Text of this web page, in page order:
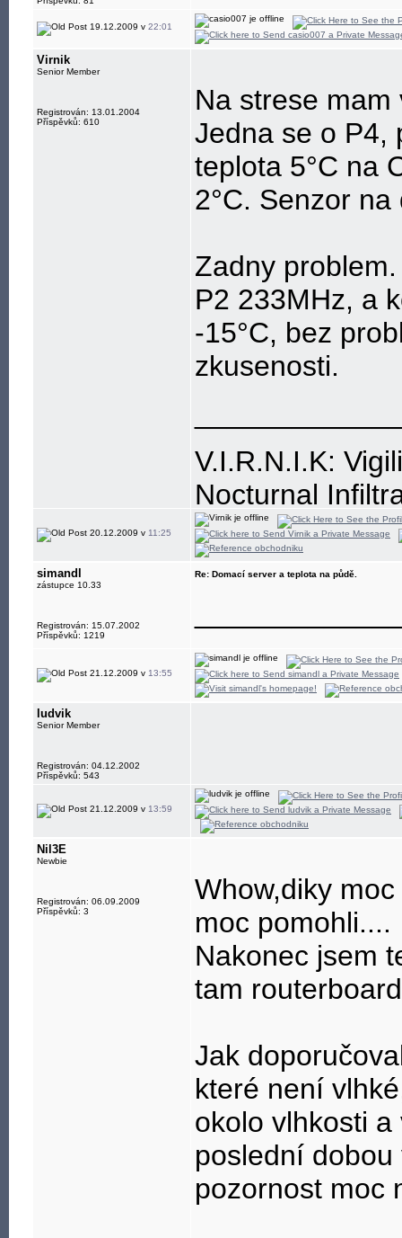
19.12.2009 v 22:01
Virnik
Senior Member
Registrován: 13.01.2004
Příspěvků: 610
Na strese mam
Jedna se o P4,
teplota 5°C na
2°C. Senzor
Zadny
P2 233MHz, a
-15°C, bez
zkusenosti.
V.I.R.N.I.K:
Nocturnal
Resistance is,
20.12.2009 v 11:25
simandl
zástupce 10.33
Registrován: 15.07.2002
Příspěvků: 1219
Re: Domací server a teplota na půdě.
21.12.2009 v 13:55
ludvik
Senior Member
Registrován: 04.12.2002
Příspěvků: 543
21.12.2009 v 13:59
Nil3E
Newbie
Registrován: 06.09.2009
Příspěvků: 3
Whow,diky
moc pomohli....
Nakonec jsem
tam
Jak
které není
okolo vlhkosti
poslední
pozornost moc